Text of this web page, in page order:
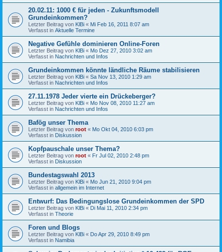
20.02.11: 1000 € für jeden - Zukunftsmodell
Grundeinkommen?
Letzter Beitrag von KlBi « Mi Feb 16, 2011 8:07 am
Verfasst in Aktuelle Termine
Negative Gefühle dominieren Online-Foren
Letzter Beitrag von KlBi « Mo Dez 27, 2010 3:02 am
Verfasst in Nachrichten und Infos
Grundeinkommen könnte ländliche Räume stabilisieren
Letzter Beitrag von KlBi « Sa Nov 13, 2010 1:29 am
Verfasst in Nachrichten und Infos
27.11.1978 Jeder vierte ein Drückeberger?
Letzter Beitrag von KlBi « Mo Nov 08, 2010 11:27 am
Verfasst in Nachrichten und Infos
Bafög unser Thema
Letzter Beitrag von root « Mo Okt 04, 2010 6:03 pm
Verfasst in Diskussion
Kopfpauschale unser Thema?
Letzter Beitrag von root « Fr Jul 02, 2010 2:48 pm
Verfasst in Diskussion
Bundestagswahl 2013
Letzter Beitrag von KlBi « Mo Jun 21, 2010 9:04 pm
Verfasst in allgemein im Internet
Entwurf: Das Bedingungslose Grundeinkommen der SPD
Letzter Beitrag von KlBi « Di Mai 11, 2010 2:34 pm
Verfasst in Theorie
Foren und Blogs
Letzter Beitrag von KlBi « Do Apr 29, 2010 8:49 pm
Verfasst in Namibia